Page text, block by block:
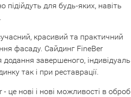
підійдуть для будь-яких, навіть
красивий та практичний
фасаду. Сайдинг FineBer
завершеного,
так і при реставрації.
це нові і нові можливості в